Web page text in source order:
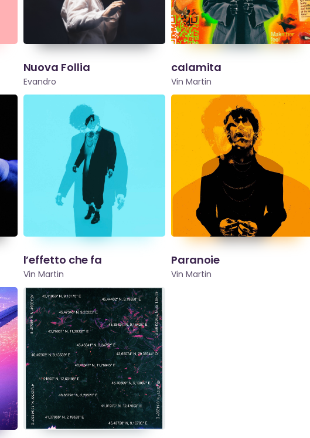
OK
Nuova Follia
Evandro
calamita
Vin Martin
l’effetto che fa
Vin Martin
Paranoie
Vin Martin